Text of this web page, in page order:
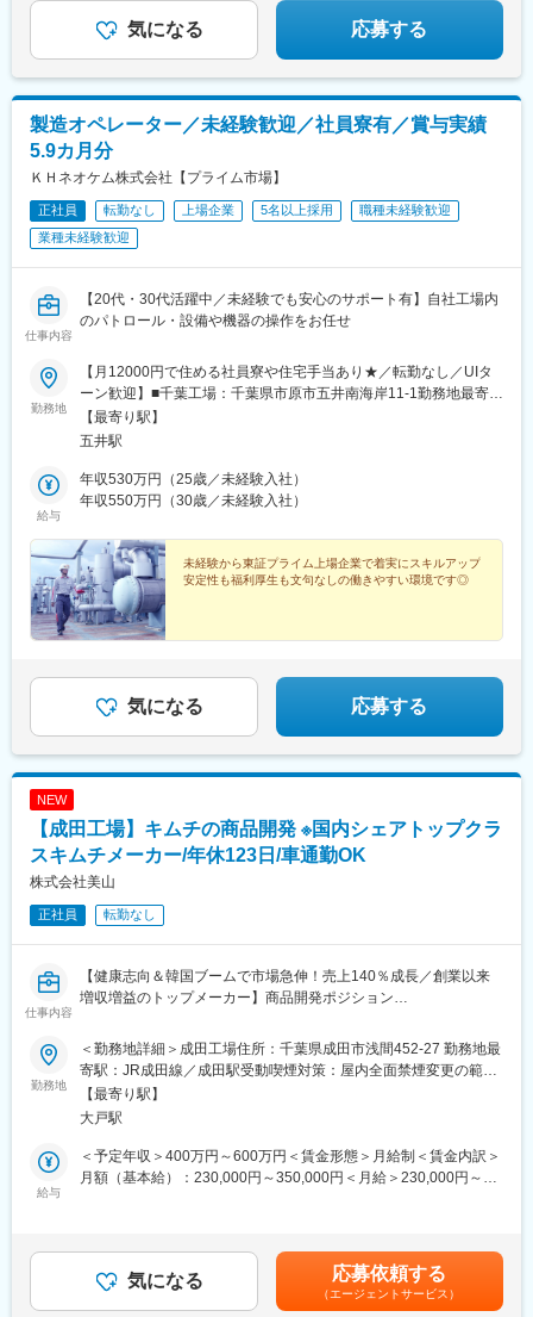
気になる 応募する
製造オペレーター／未経験歓迎／社員寮有／賞与実績
5.9カ月分
ＫＨネオケム株式会社【プライム市場】
正社員 転勤なし 上場企業 5名以上採用
職種未経験歓迎
業種未経験歓迎
仕事内容
【20代・30代活躍中／未経験でも安心のサポート有】自社工場内
のパトロール・設備や機器の操作をお任せ
勤務地
【月12000円で住める社員寮や住宅手当あり★／転勤なし／UIタ
ーン歓迎】■千葉工場：千葉県市原市五井南海岸11-1勤務地最寄
駅：JR内房線／五井駅※マイカー通勤OK／無料駐車場完備◎住宅
手当充実◎月々12,000円で利用できる社員寮のほか、住宅手当、
ポート。※受動喫煙対策：屋内全面禁煙
【最寄り駅】
五井駅
給与
年収530万円（25歳／未経験入社）
年収550万円（30歳／未経験入社）
未経験から東証プライム上場企業で着実にスキルアップ
安定性も福利厚生も文句なしの働きやすい環境です◎
気になる 応募する
NEW
【成田工場】キムチの商品開発 ※国内シェアトップクラ
スキムチメーカー/年休123日/車通勤OK
株式会社美山
正社員 転勤なし
仕事内容
【健康志向＆韓国ブームで市場急伸！売上140％成長／創業以来
増収増益のトップメーカー】商品開発ポジション
■業務内容：
健康意識の高まりや韓国ブームを背景に、キムチ市場は直近5年で
売上140％へと大きく伸長。当社はその市場で“国内トップクラス
のシェア”を誇るキムチ専業メーカーとして、創業以来、増収・増
益を続けてきました。参入障壁の高いキムチ市場において、安定
した事業基盤と高い技術力を持つ当社で、商品開発を担っていた
だきます。キムチや発酵食品の新たな価値を生み出す中心メンバ
■当社の商品製品を管理する成田工場・商品部業務に携わって頂き
ます。まずは新食品の試作（処方・配合調整等）をお任せしま
勤務地
＜勤務地詳細＞成田工場住所：千葉県成田市浅間452-27 勤務地最
寄駅：JR成田線／成田駅受動喫煙対策：屋内全面禁煙変更の範
囲：会社の定める事業所
【最寄り駅】
大戸駅
給与
＜予定年収＞400万円～600万円＜賃金形態＞月給制＜賃金内訳＞
月額（基本給）：230,000円～350,000円＜月給＞230,000円～
回（7月・12月）賃金はあくまでも目安の金額であり、選考を通
じて上下する可能性があります。月給(月額)は固定手当を含めた表
記です。
気になる 応募依頼する
（エージェントサービス）